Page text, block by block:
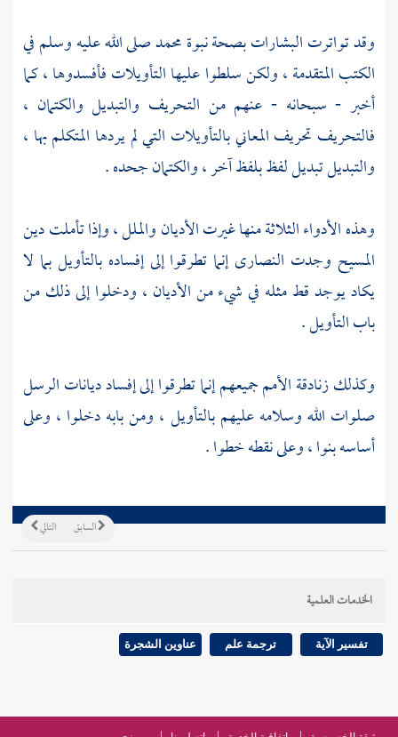
وقد تواترت البشارات بصحة نبوة محمد صلى الله عليه وسلم في
الكتب المتقدمة ، ولكن سلطوا عليها التأويلات فأفسدوها ، كما
أخبر - سبحانه - عنهم من التحريف والتبديل والكتمان ،
فالتحريف تحريف المعاني بالتأويلات التي لم يردها المتكلم بها ،
والتبديل تبديل لفظ بلفظ آخر ، والكتمان جحده .
وهذه الأدواء الثلاثة منها غيرت الأديان والملل ، وإذا تأملت دين
المسيح وجدت النصارىإنما تطرقوا إلى إفساده بالتأويل بما لا
يكاد يوجد قط مثله في شيء من الأديان ، ودخلوا إلى ذلك من
باب التأويل .
وكذلكزنادقةالأمم جميعهم إنما تطرقوا إلى إفساد ديانات الرسل
صلوات الله وسلامه عليهم بالتأويل ، ومن بابه دخلوا ، وعلى
أساسه بنوا ، وعلى نقطه خطوا .
التالي السابق
الخدمات العلمية
تفسير الآية ترجمة علم عناوين الشجرة